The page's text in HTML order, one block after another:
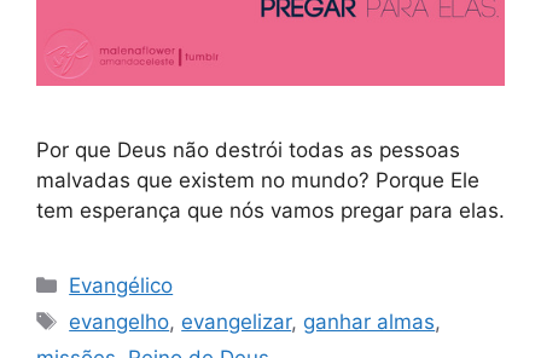
Por que Deus não destrói todas as pessoas
malvadas que existem no mundo? Porque Ele
tem esperança que nós vamos pregar para elas.
Categorias
Evangélico
Tags
evangelho, evangelizar, ganhar almas,